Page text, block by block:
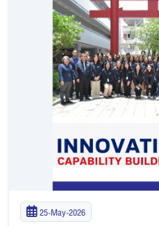
25-May-2026